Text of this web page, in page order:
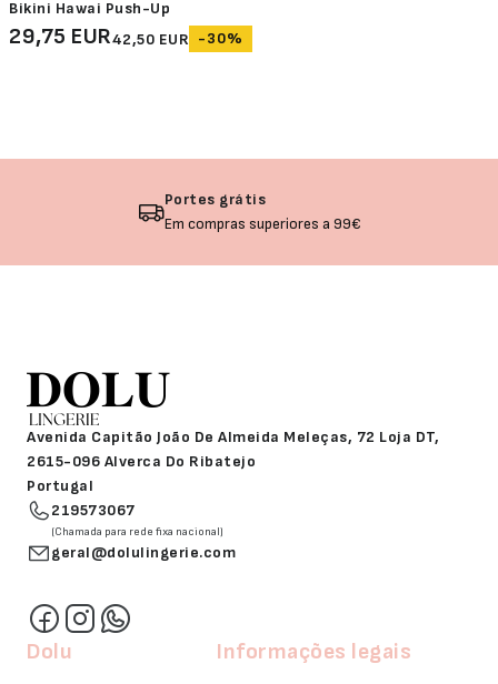
Bikini Hawai Push-Up
29,75 EUR42,50 EUR -30%
Portes grátis
Em compras superiores a 99€
Avenida Capitão João De Almeida Meleças, 72 Loja DT,
2615-096 Alverca Do Ribatejo
Portugal
219573067
(Chamada para rede fixa nacional)
geral@dolulingerie.com
Dolu Informações legais